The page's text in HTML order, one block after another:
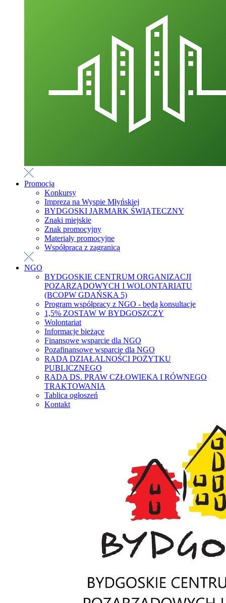
Promocja
Konkursy
Impreza na Wyspie Młyńskiej
BYDGOSKI JARMARK ŚWIĄTECZNY
Znaki miejskie
Znak promocyjny
Materiały promocyjne
Współpraca z zagranicą
NGO
BYDGOSKIE CENTRUM ORGANIZACJI
POZARZĄDOWYCH I WOLONTARIATU
(BCOPW GDAŃSKA 5)
Program współpracy z NGO - będą konsultacje
1,5% ZOSTAW W BYDGOSZCZY
Wolontariat
Informacje bieżące
Finansowe wsparcie dla NGO
Pozafinansowe wsparcie dla NGO
RADA DZIAŁALNOŚCI POŻYTKU
PUBLICZNEGO
RADA DS. PRAW CZŁOWIEKA I RÓWNEGO
TRAKTOWANIA
Tablica ogłoszeń
Kontakt